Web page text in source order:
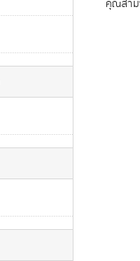
คุณสาม